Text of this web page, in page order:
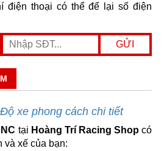
điện thoại có thể để lại số điện
xe phong cách chi tiết
tại Hoàng Trí Racing Shopcó
và xế của bạn: